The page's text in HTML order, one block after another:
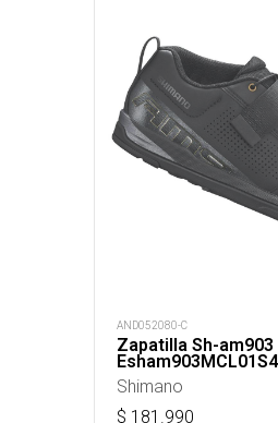
AND052080-C
Zapatilla Sh-am903
Shimano
$ 181.990